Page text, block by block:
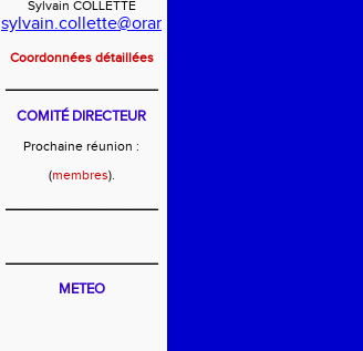
Sylvain COLLETTE
sylvain.collette@orange.fr
Coordonnées détaillées
_______________________
COMITÉ DIRECTEUR
Prochaine réunion :
(membres).
_______________________
_______________________
METEO